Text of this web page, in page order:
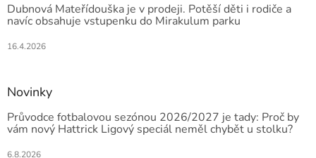
Dubnová Mateřídouška je v prodeji. Potěší děti i rodiče a
navíc obsahuje vstupenku do Mirakulum parku
16.4.2026
Novinky
Průvodce fotbalovou sezónou 2026/2027 je tady: Proč by
vám nový Hattrick Ligový speciál neměl chybět u stolku?
6.8.2026